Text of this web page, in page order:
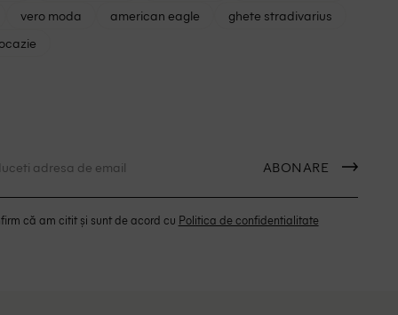
vero moda
american eagle
ghete stradivarius
ABONARE
că am citit și sunt de acord cu Politica de confidentialitate